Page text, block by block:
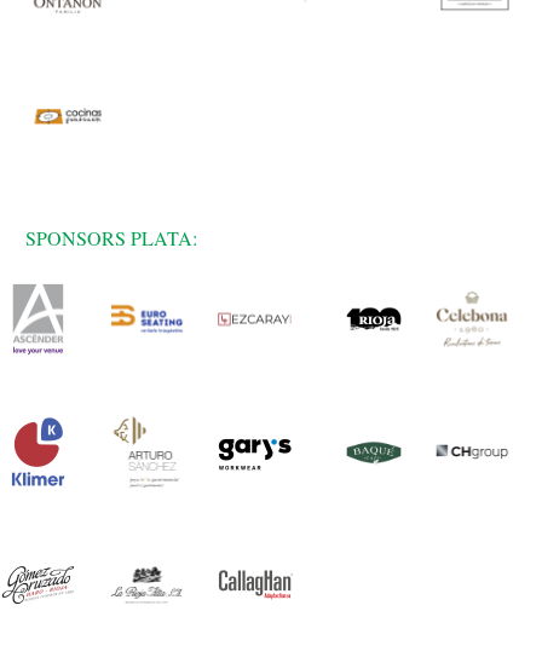
SPONSORS PLATA: